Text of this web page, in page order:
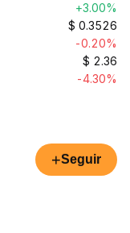
+3.00%
$ 0.3526
-0.20%
$ 2.36
-4.30%
+Seguir